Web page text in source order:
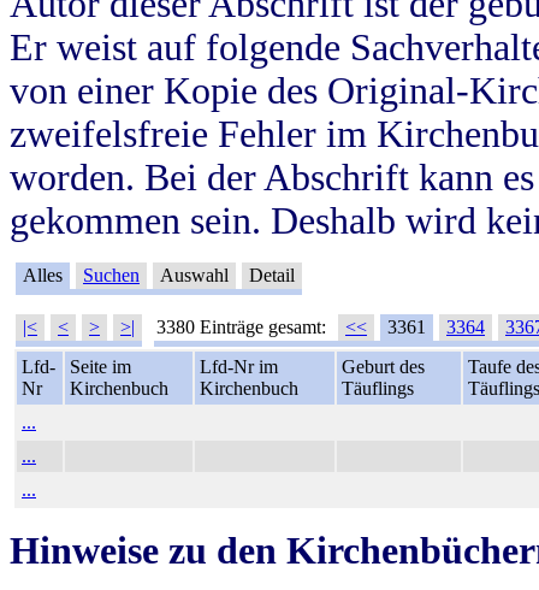
Er weist auf folgende
von einer Kopie des Original-
zweifelsfreie Fehler im
worden. Bei der Abschrift kann
gekommen sein. Deshalb wird
Alles Suchen Auswahl Detail
|< < > >| 3380 Einträge gesamt: << 3361 3364
Lfd-
Nr
Seite im
Kirchenbuch
Lfd-Nr im
Kirchenbuch
Geburt des
Täuflings
Taufe
Täuflings
...
...
...
Hinweise zu den